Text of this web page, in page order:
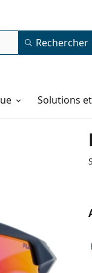
Rechercher
Solutions